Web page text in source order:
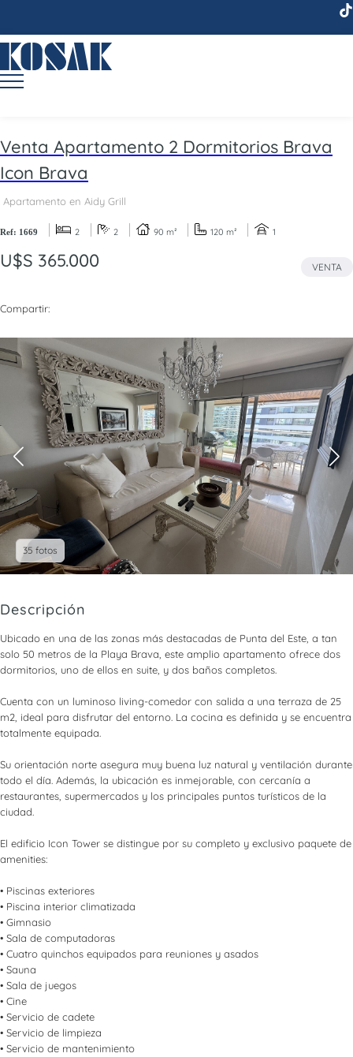
Venta Apartamento 2 Dormitorios Brava
Icon Brava
Apartamento en Aidy Grill
Ref: 1669 2 2 90 m² 120 m² 1
U$S 365.000 VENTA
Compartir:
35 fotos
Descripción
Ubicado en una de las zonas más destacadas de Punta del Este, a tan
solo 50 metros de la Playa Brava, este amplio apartamento ofrece dos
dormitorios, uno de ellos en suite, y dos baños completos.
Cuenta con un luminoso living-comedor con salida a una terraza de 25
m2, ideal para disfrutar del entorno. La cocina es definida y se encuentra
totalmente equipada.
Su orientación norte asegura muy buena luz natural y ventilación durante
todo el día. Además, la ubicación es inmejorable, con cercanía a
restaurantes, supermercados y los principales puntos turísticos de la
ciudad.
El edificio Icon Tower se distingue por su completo y exclusivo paquete de
amenities:
• Piscinas exteriores
• Piscina interior climatizada
• Gimnasio
• Sala de computadoras
• Cuatro quinchos equipados para reuniones y asados
• Sauna
• Sala de juegos
• Cine
• Servicio de cadete
• Servicio de limpieza
• Servicio de mantenimiento